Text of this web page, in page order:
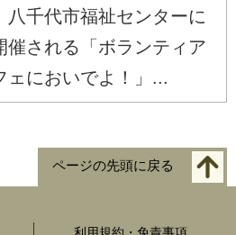
八千代市福祉センターに
催される「ボランティア
ェにおいでよ！」...
ページの先頭に戻る